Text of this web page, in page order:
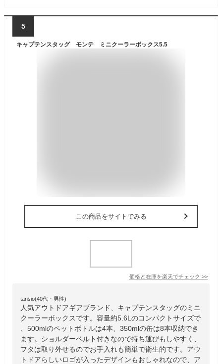
5
キャプテンスタッグ モンテ ミニクーラーボックス5.5
この商品をサイトでみる
価格と在庫を楽天でチェック >>
tansio(40代・男性)
人気アウトドアギアブランド、キャプテンスタッグのミニ
クーラーボックスです。容量約5.6Lのコンパクトサイズで
、500mlのペットボトルは4本、350mlの缶は8本収納でき
ます。ショルダーベルト付きなので持ち運びもしやすく、
フタは取り外せるのでお手入れも簡単で衛生的です。アウ
トドアらしいロゴが入ったデザインもおしゃれなので、ア